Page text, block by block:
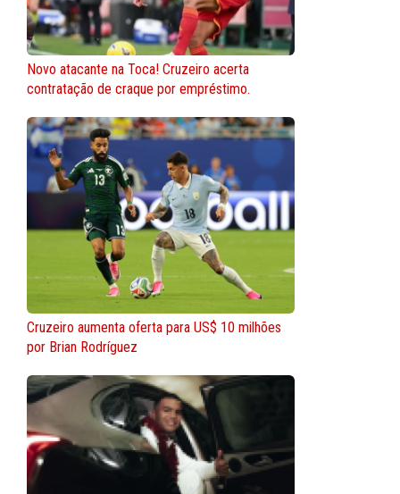
Novo atacante na Toca! Cruzeiro acerta
contratação de craque por empréstimo.
Cruzeiro aumenta oferta para US$ 10 milhões
por Brian Rodríguez